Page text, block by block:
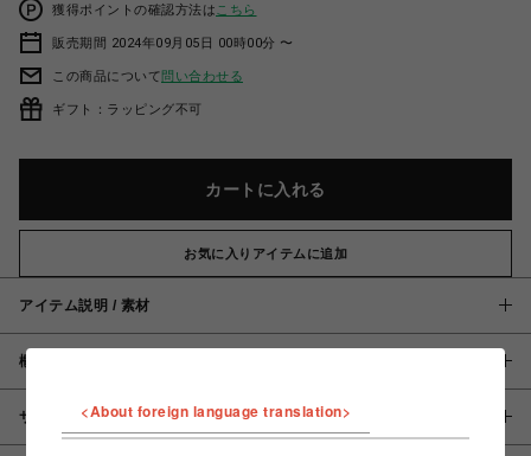
獲得ポイントの確認方法は こちら
販売期間 2024年09月05日 00時00分 〜
この商品について問い合わせる
ギフト：ラッピング不可
カートに入れる
お気に入りアイテムに追加
アイテム説明 / 素材
概要
サイズ <About foreign language translation>